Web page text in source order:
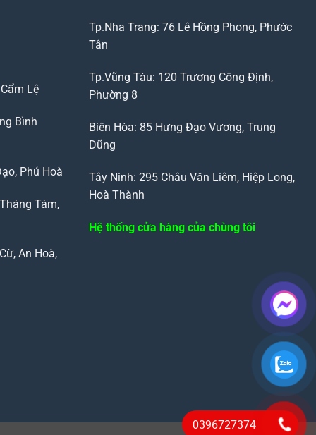
Lệ
Bình
Phú Hoà
Tám,
An Hoà,
Tp.Nha Trang: 76 Lê Hồng Phong, Phước
Tân
Tp.Vũng Tàu: 120 Trương Công Định,
Phường 8
Biên Hòa: 85 Hưng Đạo Vương, Trung
Dũng
Tây Ninh: 295 Châu Văn Liêm, Hiệp Long,
Hoà Thành
Hệ thống cửa hàng của chùng tôi
0396727374